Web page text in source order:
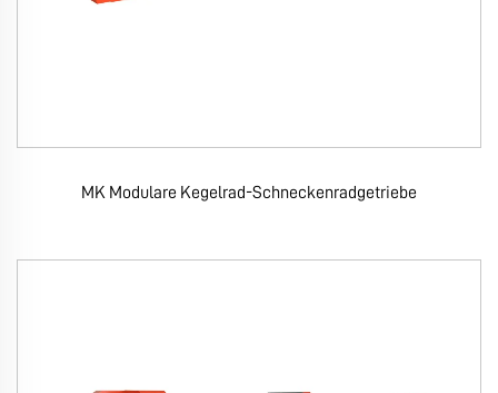
MK Modulare Kegelrad-Schneckenradgetriebe